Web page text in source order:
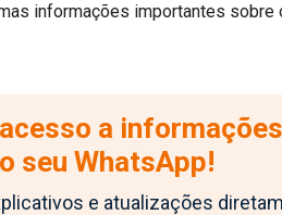
informações importantes
a informações
seu WhatsApp!
e atualizações